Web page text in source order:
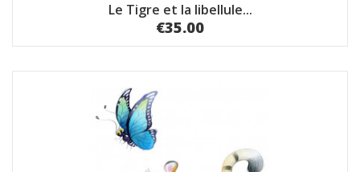
Le Tigre et la libellule...
€35.00